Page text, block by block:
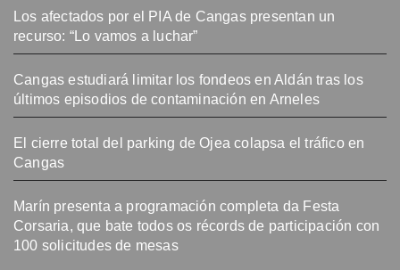
Los afectados por el PIA de Cangas presentan un
recurso: “Lo vamos a luchar”
Cangas estudiará limitar los fondeos en Aldán tras los
últimos episodios de contaminación en Arneles
El cierre total del parking de Ojea colapsa el tráfico en
Cangas
Marín presenta a programación completa da Festa
Corsaria, que bate todos os récords de participación con
100 solicitudes de mesas